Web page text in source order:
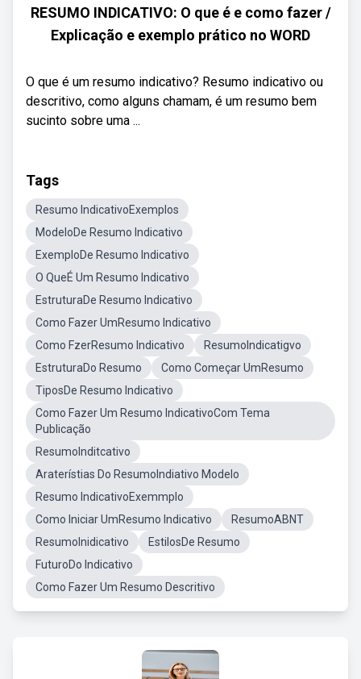
RESUMO INDICATIVO: O que é e como fazer /
Explicação e exemplo prático no WORD
O que é um resumo indicativo? Resumo indicativo ou
descritivo, como alguns chamam, é um resumo bem
sucinto sobre uma ...
Tags
Resumo IndicativoExemplos
ModeloDe Resumo Indicativo
ExemploDe Resumo Indicativo
O QueÉ Um Resumo Indicativo
EstruturaDe Resumo Indicativo
Como Fazer UmResumo Indicativo
Como FzerResumo Indicativo
ResumoIndicatigvo
EstruturaDo Resumo
Como Começar UmResumo
TiposDe Resumo Indicativo
Como Fazer Um Resumo IndicativoCom Tema
Publicação
ResumoInditcativo
Araterístias Do ResumoIndiativo Modelo
Resumo IndicativoExemmplo
Como Iniciar UmResumo Indicativo
ResumoABNT
ResumoInidicativo
EstilosDe Resumo
FuturoDo Indicativo
Como Fazer Um Resumo Descritivo